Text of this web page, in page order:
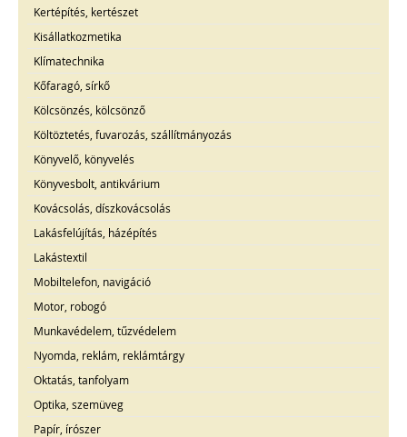
Kertépítés, kertészet
Kisállatkozmetika
Klímatechnika
Kőfaragó, sírkő
Kölcsönzés, kölcsönző
Költöztetés, fuvarozás, szállítmányozás
Könyvelő, könyvelés
Könyvesbolt, antikvárium
Kovácsolás, díszkovácsolás
Lakásfelújítás, házépítés
Lakástextil
Mobiltelefon, navigáció
Motor, robogó
Munkavédelem, tűzvédelem
Nyomda, reklám, reklámtárgy
Oktatás, tanfolyam
Optika, szemüveg
Papír, írószer